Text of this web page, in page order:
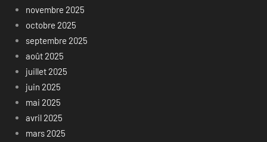
novembre 2025
octobre 2025
septembre 2025
août 2025
juillet 2025
juin 2025
mai 2025
avril 2025
mars 2025